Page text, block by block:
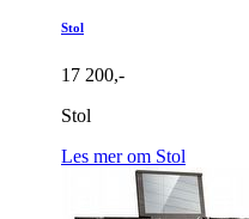
Stol
17 200,-
Stol
Les mer om Stol